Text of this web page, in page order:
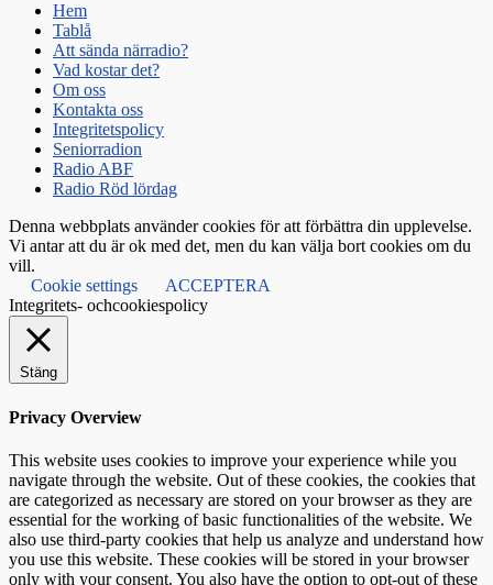
Hem
Tablå
Att sända närradio?
Vad kostar det?
Om oss
Kontakta oss
Integritetspolicy
Seniorradion
Radio ABF
Radio Röd lördag
Denna webbplats använder cookies för att förbättra din upplevelse.
Vi antar att du är ok med det, men du kan välja bort cookies om du
vill.
Cookie settings
ACCEPTERA
Integritets- ochcookiespolicy
Stäng
Privacy Overview
This website uses cookies to improve your experience while you
navigate through the website. Out of these cookies, the cookies that
are categorized as necessary are stored on your browser as they are
essential for the working of basic functionalities of the website. We
also use third-party cookies that help us analyze and understand how
you use this website. These cookies will be stored in your browser
only with your consent. You also have the option to opt-out of these